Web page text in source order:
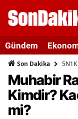
Gündem
Son Dakika
Muhabir
Kimdir?
mi?